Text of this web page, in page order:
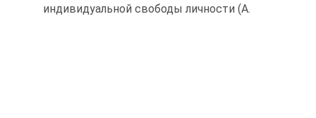
индивидуальной свободы личности (А.